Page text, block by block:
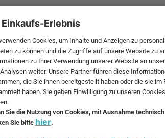
MwSt. und zzgl.
Beliebte Möbel
Skandinavische Möbel
Gartenmöbel
Büromöbel